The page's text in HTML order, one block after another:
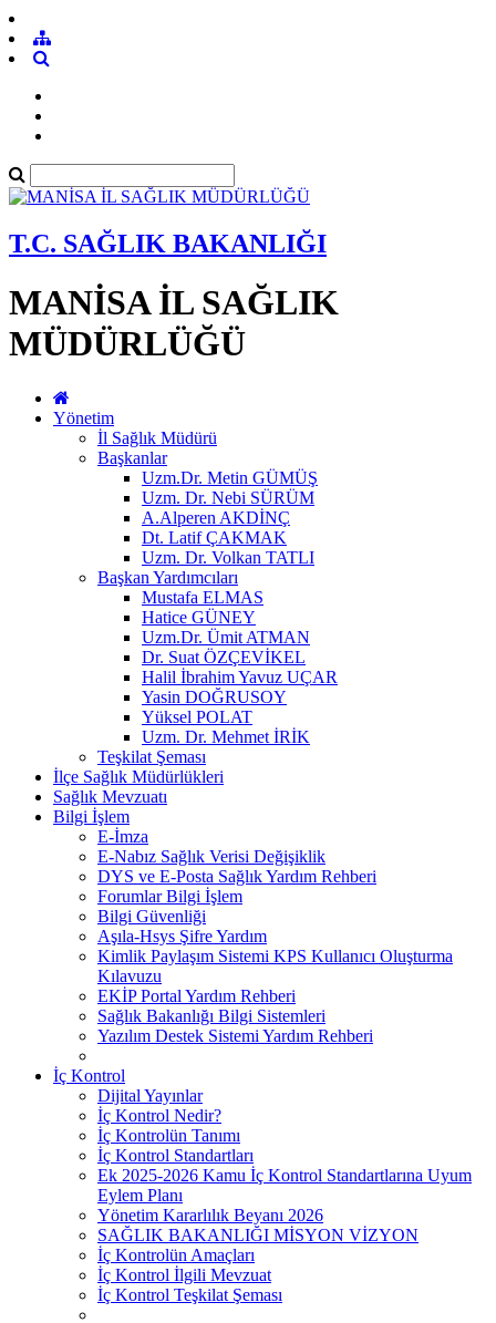
T.C. SAĞLIK BAKANLIĞI
MANİSA İL SAĞLIK
MÜDÜRLÜĞÜ
Yönetim
İl Sağlık Müdürü
Başkanlar
Uzm.Dr. Metin GÜMÜŞ
Uzm. Dr. Nebi SÜRÜM
A.Alperen AKDİNÇ
Dt. Latif ÇAKMAK
Uzm. Dr. Volkan TATLI
Başkan Yardımcıları
Mustafa ELMAS
Hatice GÜNEY
Uzm.Dr. Ümit ATMAN
Dr. Suat ÖZÇEVİKEL
Halil İbrahim Yavuz UÇAR
Yasin DOĞRUSOY
Yüksel POLAT
Uzm. Dr. Mehmet İRİK
Teşkilat Şeması
İlçe Sağlık Müdürlükleri
Sağlık Mevzuatı
Bilgi İşlem
E-İmza
E-Nabız Sağlık Verisi Değişiklik
DYS ve E-Posta Sağlık Yardım Rehberi
Forumlar Bilgi İşlem
Bilgi Güvenliği
Aşıla-Hsys Şifre Yardım
Kimlik Paylaşım Sistemi KPS Kullanıcı Oluşturma
Kılavuzu
EKİP Portal Yardım Rehberi
Sağlık Bakanlığı Bilgi Sistemleri
Yazılım Destek Sistemi Yardım Rehberi
İç Kontrol
Dijital Yayınlar
İç Kontrol Nedir?
İç Kontrolün Tanımı
İç Kontrol Standartları
Ek 2025-2026 Kamu İç Kontrol Standartlarına Uyum
Eylem Planı
Yönetim Kararlılık Beyanı 2026
SAĞLIK BAKANLIĞI MİSYON VİZYON
İç Kontrolün Amaçları
İç Kontrol İlgili Mevzuat
İç Kontrol Teşkilat Şeması